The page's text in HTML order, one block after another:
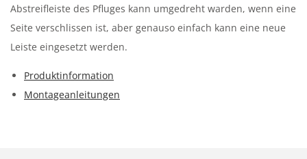
Abstreifleiste des Pfluges kann umgedreht warden, wenn eine
Seite verschlissen ist, aber genauso einfach kann eine neue
Leiste eingesetzt werden.
Produktinformation
Montageanleitungen